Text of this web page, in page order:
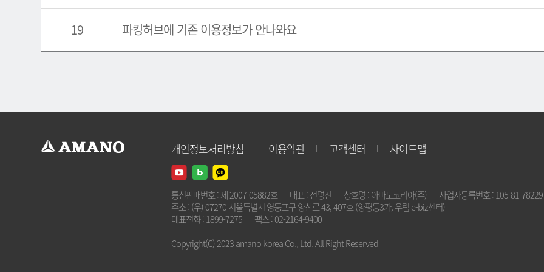
19 파킹허브에 기존 이용정보가 안나와요
개인정보처리방침 이용약관 고객센터 사이트맵
통신판매번호 : 제 2007-05882호 대표 : 전명진 상호명 : 아마노코리아(주)
사업자등록번호 : 105-81-78229
주소 : (우) 07270 서울특별시 영등포구 양산로 43, 407호 (양평동3가, 우림 e-biz센터)
대표전화 : 1899-7275
팩스 : 02-2164-9400
Copyright(C) 2023 amano korea Co., Ltd. All Right Reserved